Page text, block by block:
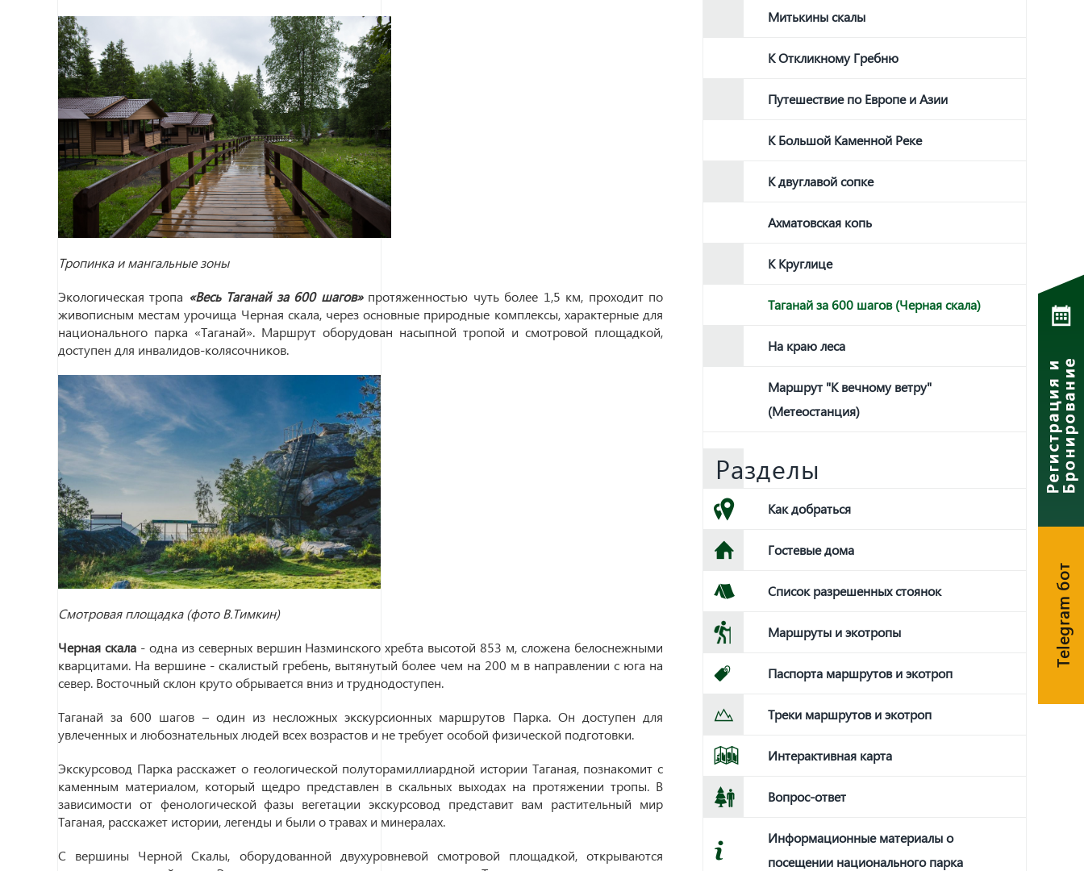
Тропинка и мангальные зоны
Экологическая тропа «Весь Таганай за 600 шагов» протяженностью чуть более 1,5 км, проходит по
живописным местам урочища Черная скала, через основные природные комплексы, характерные для
национального парка «Таганай». Маршрут оборудован насыпной тропой и смотровой площадкой,
доступен для инвалидов-колясочников.
Смотровая площадка (фото В.Тимкин)
Черная скала- одна из северных вершин Назминского хребта высотой 853 м, сложена белоснежными
кварцитами. На вершине - скалистый гребень, вытянутый более чем на 200 м в направлении с юга на
север. Восточный склон круто обрывается вниз и труднодоступен.
Таганай за 600 шагов – один из несложных экскурсионных маршрутов Парка. Он доступен для
увлеченных и любознательных людей всех возрастов и не требует особой физической подготовки.
Экскурсовод Парка расскажет о геологической полуторамиллиардной истории Таганая, познакомит с
каменным материалом, который щедро представлен в скальных выходах на протяжении тропы. В
зависимости от фенологической фазы вегетации экскурсовод представит вам растительный мир
Таганая, расскажет истории, легенды и были о травах и минералах.
С вершины Черной Скалы, оборудованной двухуровневой смотровой площадкой, открываются
Митькины скалы
К Откликному Гребню
Путешествие по Европе и Азии
К Большой Каменной Реке
К двуглавой сопке
Ахматовская копь
К Круглице
Таганай за 600 шагов (Черная скала)
На краю леса
Маршрут "К вечному ветру"
(Метеостанция)
Разделы
Как добраться
Гостевые дома
Список разрешенных стоянок
Маршруты и экотропы
Паспорта маршрутов и экотроп
Треки маршрутов и экотроп
Интерактивная карта
Вопрос-ответ
Информационные материалы о
посещении национального парка
Telegram бот